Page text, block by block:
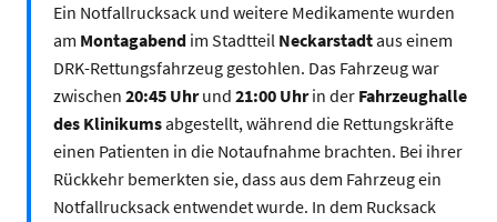
Ein Notfallrucksack und weitere Medikamente wurden
am Montagabendim Stadtteil Neckarstadtaus einem
DRK-Rettungsfahrzeug gestohlen. Das Fahrzeug war
zwischen 20:45 Uhrund 21:00 Uhrin der Fahrzeughalle
des Klinikumsabgestellt, während die Rettungskräfte
einen Patienten in die Notaufnahme brachten. Bei ihrer
Rückkehr bemerkten sie, dass aus dem Fahrzeug ein
Notfallrucksack entwendet wurde. In dem Rucksack